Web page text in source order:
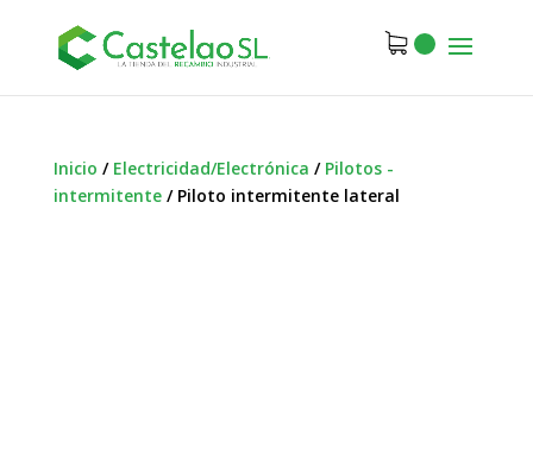
Inicio / Electricidad/Electrónica / Pilotos -
intermitente/ Piloto intermitente lateral